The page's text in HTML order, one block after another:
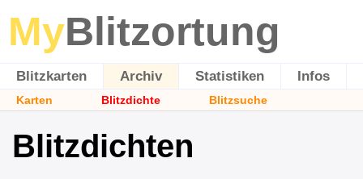
MyBlitzortung
Blitzkarten Archiv Statistiken Infos
Karten Blitzdichte Blitzsuche
Blitzdichten